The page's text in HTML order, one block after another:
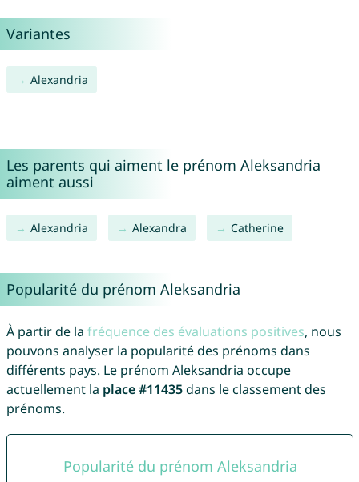
Variantes
Alexandria
Les parents qui aiment le prénom Aleksandria
aiment aussi
Alexandria Alexandra Catherine
Popularité du prénom Aleksandria
À partir de la fréquence des évaluations positives, nous
pouvons analyser la popularité des prénoms dans
différents pays. Le prénom Aleksandria occupe
actuellement la place #11435dans le classement des
prénoms.